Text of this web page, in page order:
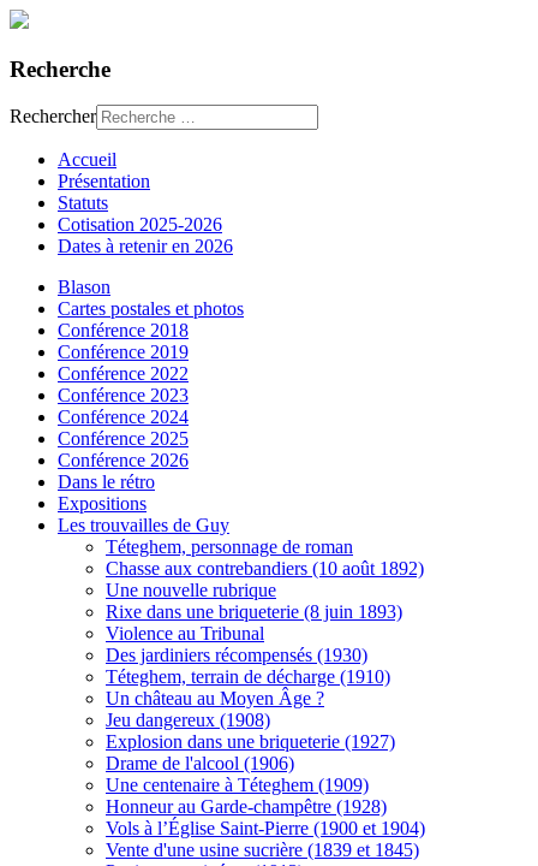
Recherche
Rechercher
Accueil
Présentation
Statuts
Cotisation 2025-2026
Dates à retenir en 2026
Blason
Cartes postales et photos
Conférence 2018
Conférence 2019
Conférence 2022
Conférence 2023
Conférence 2024
Conférence 2025
Conférence 2026
Dans le rétro
Expositions
Les trouvailles de Guy
Téteghem, personnage de roman
Chasse aux contrebandiers (10 août 1892)
Une nouvelle rubrique
Rixe dans une briqueterie (8 juin 1893)
Violence au Tribunal
Des jardiniers récompensés (1930)
Téteghem, terrain de décharge (1910)
Un château au Moyen Âge ?
Jeu dangereux (1908)
Explosion dans une briqueterie (1927)
Drame de l'alcool (1906)
Une centenaire à Téteghem (1909)
Honneur au Garde-champêtre (1928)
Vols à l’Église Saint-Pierre (1900 et 1904)
Vente d'une usine sucrière (1839 et 1845)